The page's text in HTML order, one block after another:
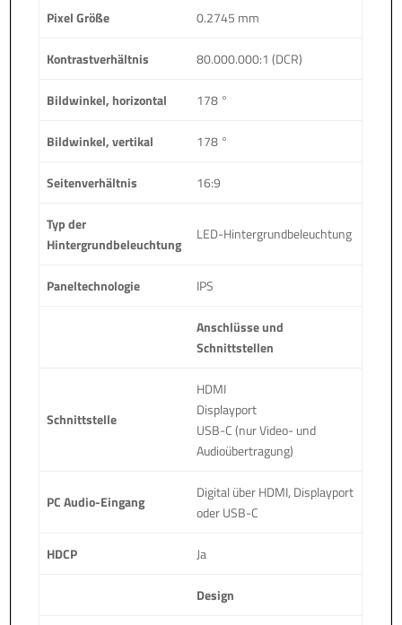
Pixel Größe 0.2745 mm
Kontrastverhältnis 80.000.000:1 (DCR)
Bildwinkel, horizontal 178 °
Bildwinkel, vertikal 178 °
Seitenverhältnis 16:9
Typ der
Hintergrundbeleuchtung
LED-Hintergrundbeleuchtung
Paneltechnologie IPS
Anschlüsse und
Schnittstellen
Schnittstelle
HDMI
Displayport
USB-C (nur Video- und
Audioübertragung)
PC Audio-Eingang
Digital über HDMI, Displayport
oder USB-C
HDCP Ja
Design